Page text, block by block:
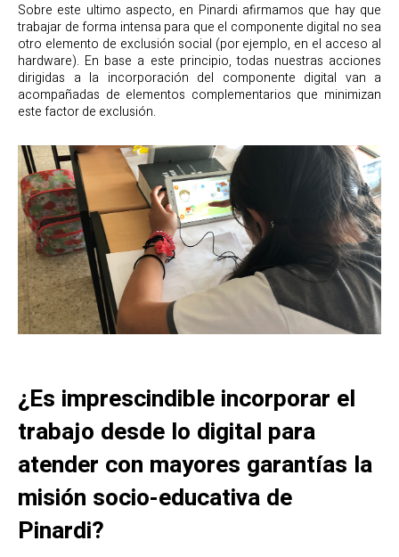
Sobre este ultimo aspecto, en Pinardi afirmamos que hay que
trabajar de forma intensa para que el componente digital no sea
otro elemento de exclusión social (por ejemplo, en el acceso al
hardware). En base a este principio, todas nuestras acciones
dirigidas a la incorporación del componente digital van a
acompañadas de elementos complementarios que minimizan
este factor de exclusión.
¿Es imprescindible incorporar el
trabajo desde lo digital para
atender con mayores garantías la
misión socio-educativa de
Pinardi?